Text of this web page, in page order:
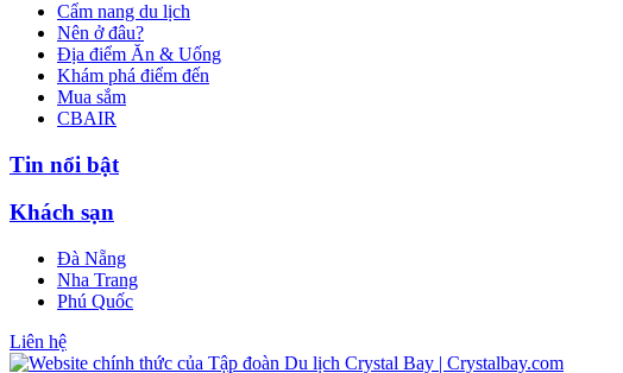
Cẩm nang du lịch
Nên ở đâu?
Địa điểm Ăn & Uống
Khám phá điểm đến
Mua sắm
CBAIR
Tin nổi bật
Khách sạn
Đà Nẵng
Nha Trang
Phú Quốc
Liên hệ